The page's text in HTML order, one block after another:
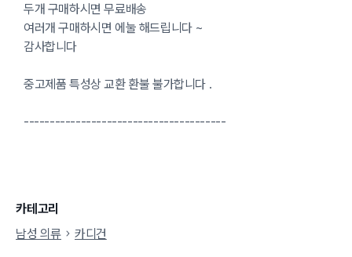
두개 구매하시면 무료배송
여러개 구매하시면 에눌 해드립니다 ~
감사합니다
중고제품 특성상 교환 환불 불가합니다 .
---------------------------------------
카테고리
남성 의류
카디건